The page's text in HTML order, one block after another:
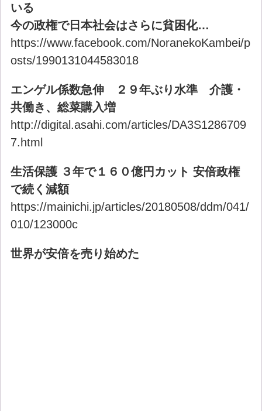
いる
今の政権で日本社会はさらに貧困化…
https://www.facebook.com/NoranekoKambei/p
osts/1990131044583018
エンゲル係数急伸 ２９年ぶり水準 介護・
共働き、総菜購入増
http://digital.asahi.com/articles/DA3S1286709
7.html
生活保護 ３年で１６０億円カット 安倍政権
で続く減額
https://mainichi.jp/articles/20180508/ddm/041/
010/123000c
世界が安倍を売り始めた